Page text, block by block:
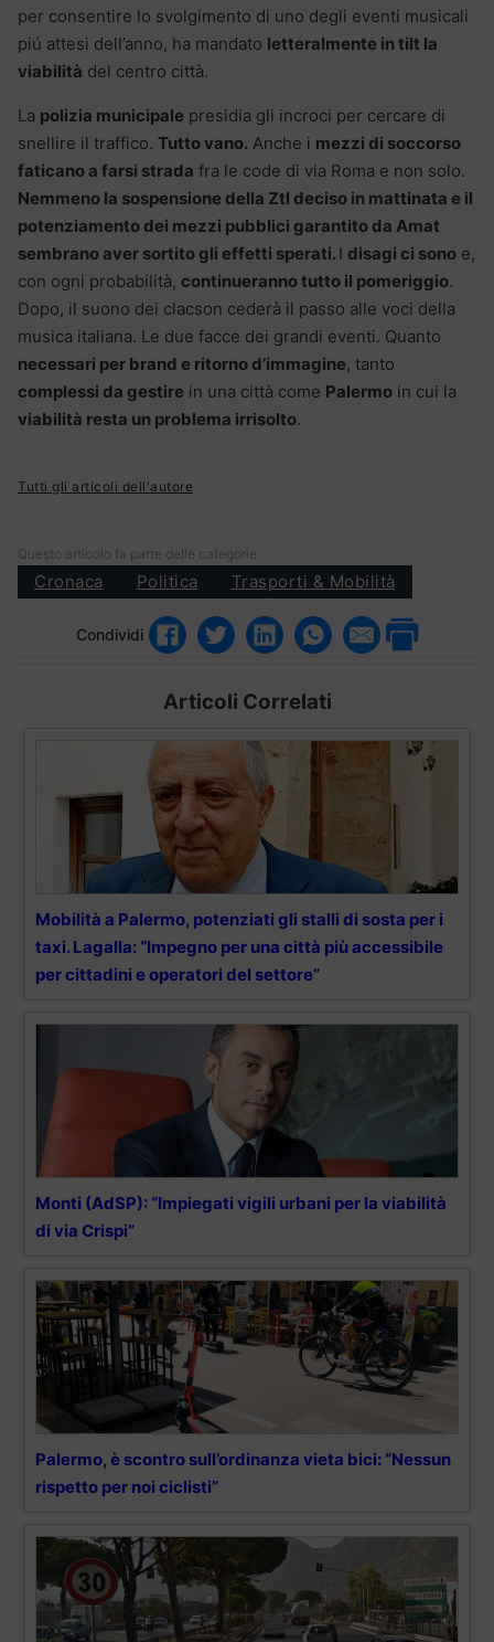
per consentire lo svolgimento di uno degli eventi musicali
piú attesi dell’anno, ha mandato letteralmente in tilt la
viabilità del centro città.
La polizia municipale presidia gli incroci per cercare di
snellire il traffico. Tutto vano. Anche i mezzi di soccorso
faticano a farsi strada fra le code di via Roma e non solo.
Nemmeno la sospensione della Ztl deciso in mattinata e il
potenziamento dei mezzi pubblici garantito da Amat
sembrano aver sortito gli effetti sperati. I disagi ci sono e,
con ogni probabilità, continueranno tutto il pomeriggio.
Dopo, il suono dei clacson cederà il passo alle voci della
musica italiana. Le due facce dei grandi eventi. Quanto
necessari per brand e ritorno d’immagine, tanto
complessi da gestire in una città come Palermo in cui la
viabilità resta un problema irrisolto.
Tutti gli articoli dell'autore
Questo articolo fa parte delle categorie:
Cronaca Politica Trasporti & Mobilità
Condividi
Articoli Correlati
Mobilità a Palermo, potenziati gli stalli di sosta per i
taxi. Lagalla: “Impegno per una città più accessibile
per cittadini e operatori del settore”
Monti (AdSP): “Impiegati vigili urbani per la viabilità
di via Crispi”
Palermo, è scontro sull’ordinanza vieta bici: “Nessun
rispetto per noi ciclisti”